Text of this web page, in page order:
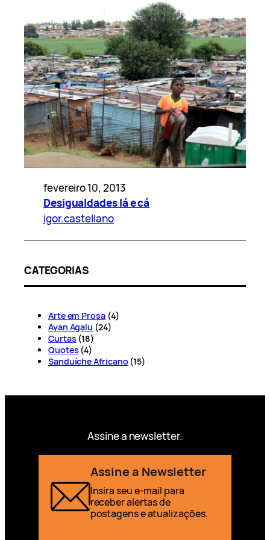
fevereiro 10, 2013
Desigualdades lá e cá
igor.castellano
CATEGORIAS
Arte em Prosa(4)
Ayan Agalu (24)
Curtas (18)
Quotes (4)
Sanduíche Africano (15)
Assine a newsletter.
Assine a Newsletter
Insira seu e-mail para
receber alertas de
postagens e atualizações.